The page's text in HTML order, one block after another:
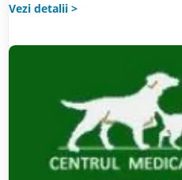
Vezi detalii